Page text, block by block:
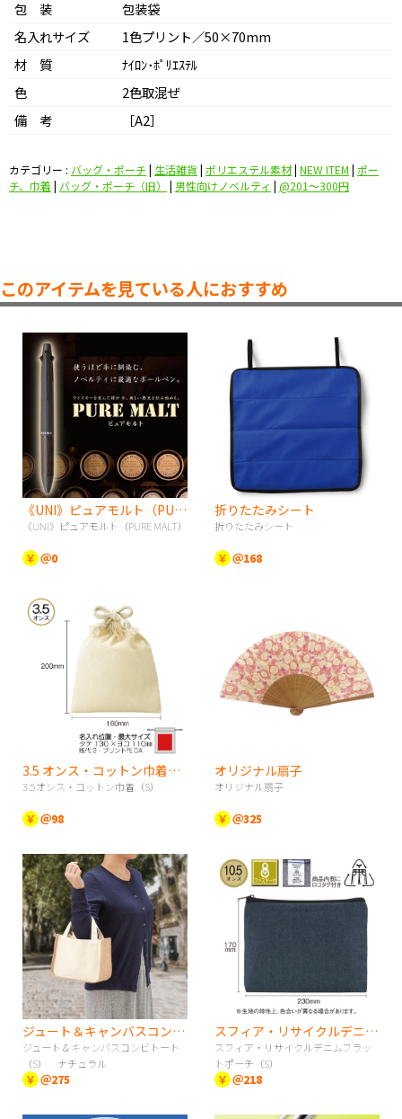
包 装
包装袋
名入れサイズ
1色プリント／50×70mm
材 質
ﾅｲﾛﾝ･ﾎﾟﾘｴｽﾃﾙ
色
2色取混ぜ
備 考
［A2］
カテゴリー : バッグ・ポーチ| 生活雑貨| ポリエステル素材| NEW ITEM | ポー
チ、巾着 | バッグ・ポーチ（旧） | 男性向けノベルティ | @201〜300円
このアイテムを見ている人におすすめ
《UNI》ピュアモルト（PURE MALT）
《UNI》ピュアモルト（PURE MALT）
￥ ＠0
折りたたみシート
折りたたみシート
￥ ＠168
3.5 オンス・コットン巾着（S）
3.5オンス・コットン巾着（S）
￥ ＠98
オリジナル扇子
オリジナル扇子
￥ ＠325
ジュート＆キャンバスコンビトート（S） ナチュラル
ジュート＆キャンバスコンビトート
（S） ナチュラル
￥ ＠275
スフィア・リサイクルデニムフラットポーチ（S）
スフィア・リサイクルデニムフラッ
トポーチ（S）
￥ ＠218